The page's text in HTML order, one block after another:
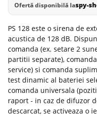
Ofertă disponibilă laspy-
PS 128 este o sirena de
acustica de 128 dB.
comanda (ex. setare 2
partitii separate),
service) si comanda
test dinamic al bateriei
comanda universala
raport - in caz de difuzor
descarcat, se activeaza o